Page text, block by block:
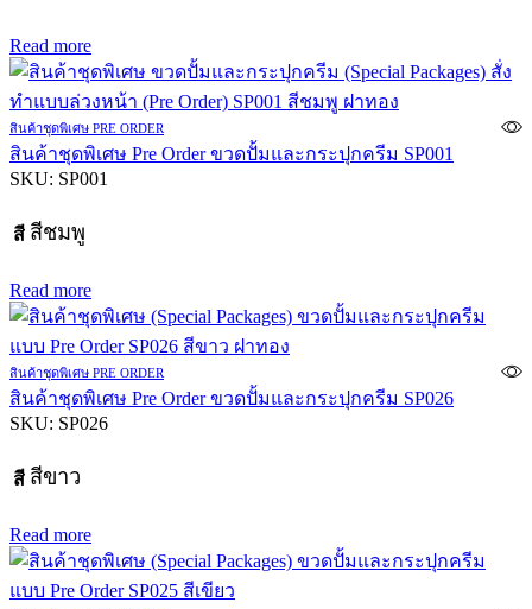
Read more
สินค้าชุดพิเศษ PRE ORDER
สินค้าชุดพิเศษ Pre Order ขวดปั้มและกระปุกครีม SP001
SKU: SP001
สี สีชมพู
Read more
สินค้าชุดพิเศษ PRE ORDER
สินค้าชุดพิเศษ Pre Order ขวดปั้มและกระปุกครีม SP026
SKU: SP026
สี สีขาว
Read more